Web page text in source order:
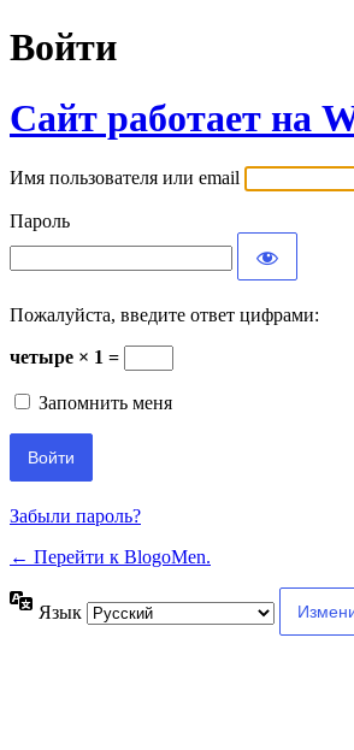
Войти
Сайт работает на
Имя пользователя или email
Пароль
Пожалуйста, введите ответ цифрами:
четыре × 1 =
Запомнить меня
Забыли пароль?
← Перейти к BlogoMen.
Язык